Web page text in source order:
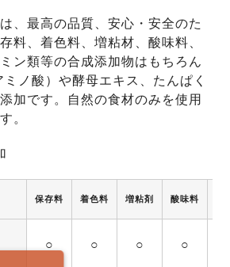
、最高の品質、安心・安全のた
料、着色料、増粘材、酸味料、
ン類等の合成添加物はもちろん
ノ酸）や酵母エキス、たんぱく
加です。自然の食材のみを使用
。
保存料 着色料 増粘剤 酸味料
○ ○ ○ ○